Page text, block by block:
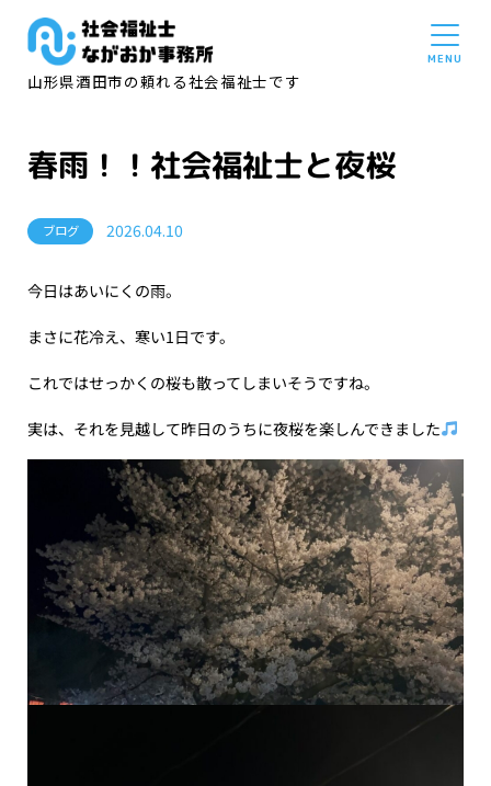
山形県酒田市の頼れる社会福祉士です
春雨！！社会福祉士と夜桜
ブログ 2026.04.10
今日はあいにくの雨。
まさに花冷え、寒い1日です。
これではせっかくの桜も散ってしまいそうですね。
実は、それを見越して昨日のうちに夜桜を楽しんできました